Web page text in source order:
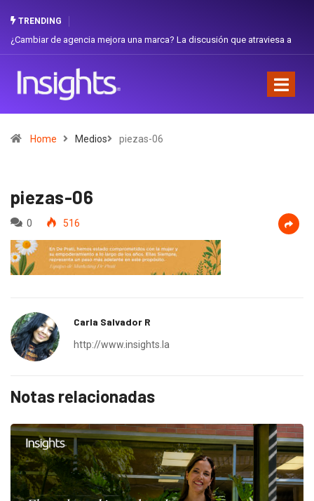
TRENDING
de agencia mejora una marca? La discusión que atraviesa a
Home Medios piezas-06
piezas-06
0 516
Carla Salvador R
http://www.insights.la
Notas relacionadas